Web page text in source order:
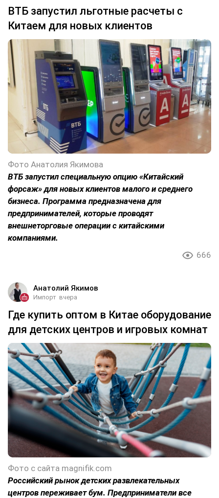
ВТБ запустил льготные расчеты с
Китаем для новых клиентов
Фото Анатолия Якимова
ВТБ запустил специальную опцию «Китайский
форсаж» для новых клиентов малого и среднего
бизнеса. Программа предназначена для
предпринимателей, которые проводят
внешнеторговые операции с китайскими
компаниями.
666
Анатолий Якимов
Импорт вчера
Где купить оптом в Китае оборудование
для детских центров и игровых комнат
Фото с сайта magnifik.com
Российский рынок детских развлекательных
центров переживает бум. Предприниматели все